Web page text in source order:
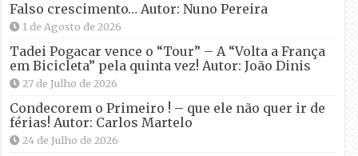
Falso crescimento… Autor: Nuno Pereira
1 de Agosto de 2026
Tadei Pogacar vence o “Tour” – A “Volta a França
em Bicicleta” pela quinta vez! Autor: João Dinis
27 de Julho de 2026
Condecorem o Primeiro ! – que ele não quer ir de
férias! Autor: Carlos Martelo
24 de Julho de 2026